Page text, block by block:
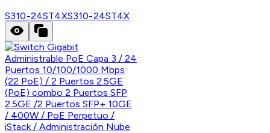
S310-24ST4XS310-24ST4X